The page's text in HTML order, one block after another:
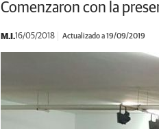
Comenzaron con la
M.I.16/05/2018 Actualizado a 19/09/2019